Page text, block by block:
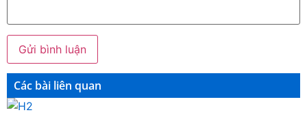
Các bài liên quan